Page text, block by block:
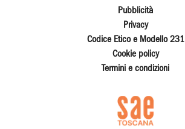
Pubblicità
Privacy
Codice Etico e Modello 231
Cookie policy
Termini e condizioni